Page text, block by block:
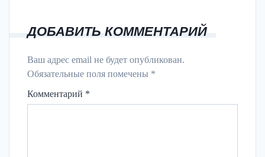
ДОБАВИТЬ КОММЕНТАРИЙ
Ваш адрес email не будет опубликован.
Обязательные поля помечены *
Комментарий *